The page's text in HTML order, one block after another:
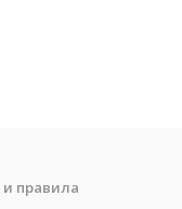
правила